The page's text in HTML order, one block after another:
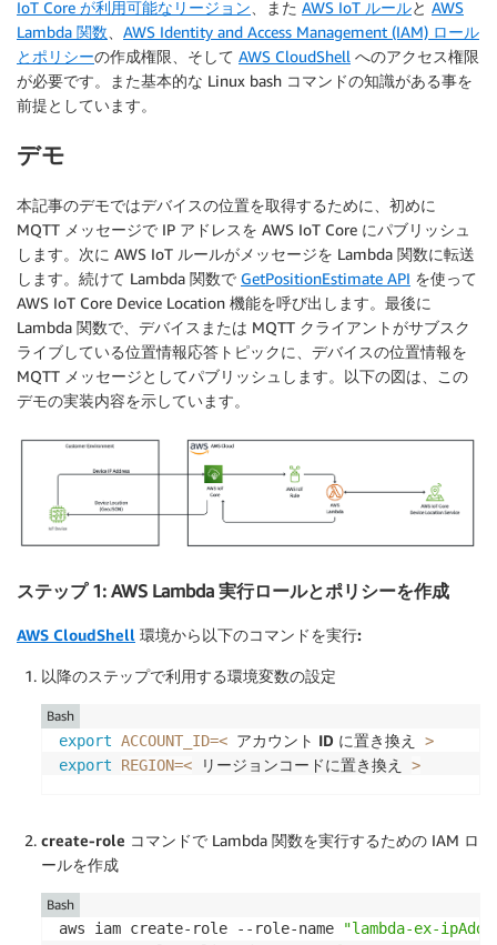
IoT Core が利用可能なリージョン 、また AWS IoT ルールと AWS
Lambda 関数
AWS Identity and Access Management (IAM) ロール
とポリシーの作成権限、そして AWS CloudShell へのアクセス権限
が必要です。また基本的な Linux bash コマンドの知識がある事を
前提としています。
デモ
本記事のデモではデバイスの位置を取得するために、初めに
MQTT メッセージで IP アドレスを AWS IoT Core にパブリッシュ
します。次に AWS IoT ルールがメッセージを Lambda 関数に転送
します。続けて Lambda 関数で GetPositionEstimate API を使って
AWS IoT Core Device Location 機能を呼び出します。最後に
Lambda 関数で、デバイスまたは MQTT クライアントがサブスク
ライブしている位置情報応答トピックに、デバイスの位置情報を
MQTT メッセージとしてパブリッシュします。以下の図は、この
デモの実装内容を示しています。
ステップ 1: AWS Lambda 実行ロールとポリシーを作成
AWS CloudShell 環境から以下のコマンドを実行:
以降のステップで利用する環境変数の設定
export ACCOUNT_ID=< アカウント ID に置き換え
>
export
REGION=< リージョンコードに置き換え >
Bash
create-role コマンドで Lambda 関数を実行するための IAM ロ
ールを作成
aws iam create-role --role-name
"lambda-ex-
Bash